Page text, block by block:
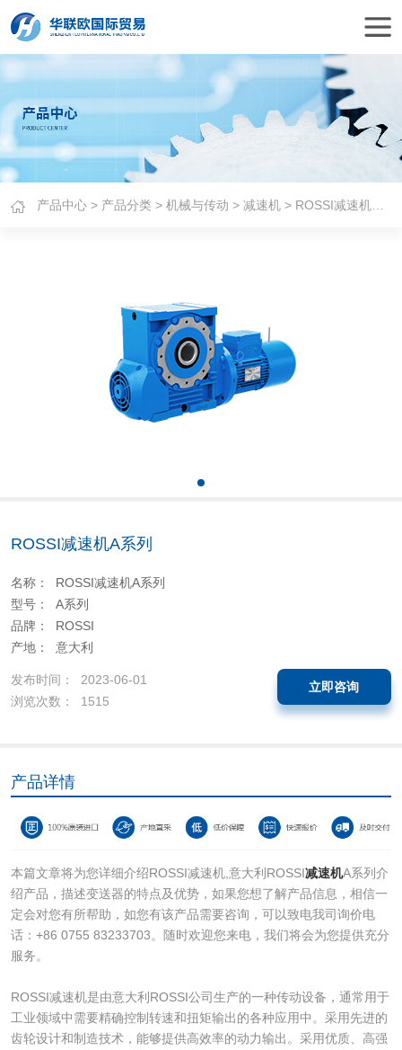
产品中心 > 产品分类 >机械与传动 >减速机 > ROSSI减速机A系列
ROSSI减速机A系列
名称： ROSSI减速机A系列
型号： A系列
品牌： ROSSI
产地： 意大利
发布时间： 2023-06-01
浏览次数： 1515
立即咨询
产品详情
本篇文章将为您详细介绍ROSSI减速机,意大利ROSSI减速机A系列介
绍产品，描述变送器的特点及优势，如果您想了解产品信息，相信一
定会对您有所帮助，如您有该产品需要咨询，可以致电我司询价电
话：+86 0755 83233703。随时欢迎您来电，我们将会为您提供充分
服务。
ROSSI减速机是由意大利ROSSI公司生产的一种传动设备，通常用于
工业领域中需要精确控制转速和扭矩输出的各种应用中。采用先进的
齿轮设计和制造技术，能够提供高效率的动力输出。采用优质、高强